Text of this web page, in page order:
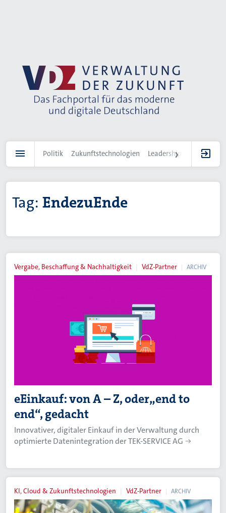
Politik Zukunftstechnologien Leadership IT-
Tag: EndezuEnde
Vergabe, Beschaffung & Nachhaltigkeit VdZ-Partner ARCHIV
eEinkauf: von A – Z, oder„end to
end“, gedacht
Innovativer, digitaler Einkauf in der Verwaltung durch
optimierte Datenintegration der TEK-SERVICE AG
KI, Cloud & Zukunftstechnologien VdZ-Partner ARCHIV